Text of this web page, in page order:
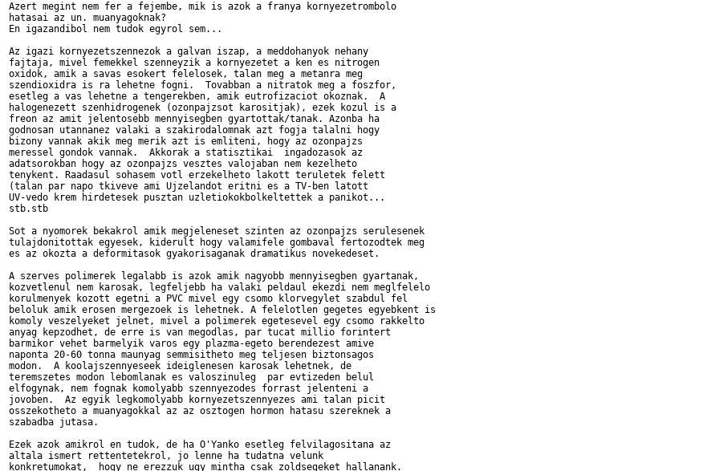
Azert megint nem fer a fejembe, mik is azok a franya kornyezetrombolo
hatasai az un. muanyagoknak?
En igazandibol nem tudok egyrol sem...
Az igazi kornyezetszennezok a galvan iszap, a meddohanyok nehany
fajtaja, mivel femekkel szenneyzik a kornyezetet a ken es nitrogen
oxidok, amik a savas esokert felelosek, talan meg a metanra meg
szendioxidra is ra lehetne fogni.  Tovabban a nitratok meg a foszfor,
esetleg a vas lehetne a tengerekben, amik eutrofizaciot okoznak.  A
halogenezett szenhidrogenek (ozonpajzsot karositjak), ezek kozul is a
freon az amit jelentosebb mennyisegben gyartottak/tanak. Azonba ha
godnosan utannanez valaki a szakirodalomnak azt fogja talalni hogy
bizony vannak akik meg merik azt is emliteni, hogy az ozonpajzs
meressel gondok vannak.  Akkorak a statisztikai  ingadozasok az
adatsorokban hogy az ozonpajzs vesztes valojaban nem kezelheto
tenykent. Raadasul sohasem votl erzekelheto lakott teruletek felett
(talan par napo tkiveve ami Ujzelandot eritni es a TV-ben latott
UV-vedo krem hirdetesek pusztan uzletiokokbolkeltettek a panikot...
stb.stb
Sot a nyomorek bekakrol amik megjeleneset szinten az ozonpajzs serulesenek
tulajdonitottak egyesek, kiderult hogy valamifele gombaval fertozodtek meg
es az okozta a deformitasok gyakorisaganak dramatikus novekedeset.
A szerves polimerek legalabb is azok amik nagyobb mennyisegben gyartanak,
kozvetlenul nem karosak, legfeljebb ha valaki peldaul ekezdi nem meglfelelo
korulmenyek kozott egetni a PVC mivel egy csomo klorvegylet szabdul fel
beloluk amik erosen mergezoek is lehetnek. A felelotlen gegetes egyebkent is
komoly veszelyeket jelnet, mivel a polimerek egetesevel egy csomo rakkelto
anyag kepzodhet, de erre is van megodlas, par tucat millio forintert
barmikor vehet barmelyik varos egy plazma-egeto berendezest amive
naponta 20-60 tonna maunyag semmisitheto meg teljesen biztonsagos
modon.  A koolajszennyeseek ideiglenesen karosak lehetnek, de
teremszetes modon lebomlanak es valoszinuleg  par evtizeden belul
elfogynak, nem fognak komolyabb szennyezodes forrast jelenteni a
jovoben.  Az egyik legkomolyabb kornyezetszennyezes ami talan picit
osszekotheto a muanyagokkal az az osztogen hormon hatasu szereknek a
szabadba jutasa.
Ezek azok amikrol en tudok, de ha O'Yanko esetleg felvilagositana az
altala ismert rettentetekrol, jo lenne ha tudatna velunk
konkretumokat,  hogy ne erezzuk ugy mintha csak zoldsegeket hallanank.